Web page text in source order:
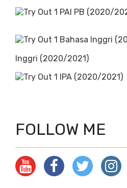
Inggri (2020/2021)
FOLLOW ME